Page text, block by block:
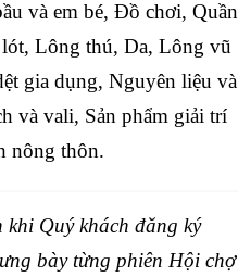
và em bé, Đồ chơi, Quần
Lông thú, Da, Lông vũ
gia dụng, Nguyên liệu và
và vali, Sản phẩm giải trí
nông thôn.
Quý khách đăng ký
bày từng phiên Hội chợ